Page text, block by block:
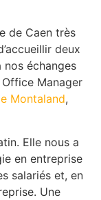
de Caen très
deux
échanges
Office Manager
Montaland,
Elle nous a
en entreprise
salariés et, en
Une